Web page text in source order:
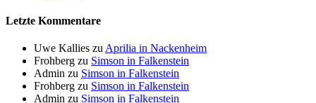
Letzte Kommentare
Uwe Kallies zu Aprilia in Nackenheim
Frohberg zu Simson in Falkenstein
Admin zu Simson in Falkenstein
Frohberg zu Simson in Falkenstein
Admin zu Simson in Falkenstein